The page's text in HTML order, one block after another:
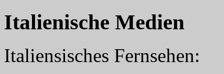
Italienische Medien
Italiensisches Fernsehen: